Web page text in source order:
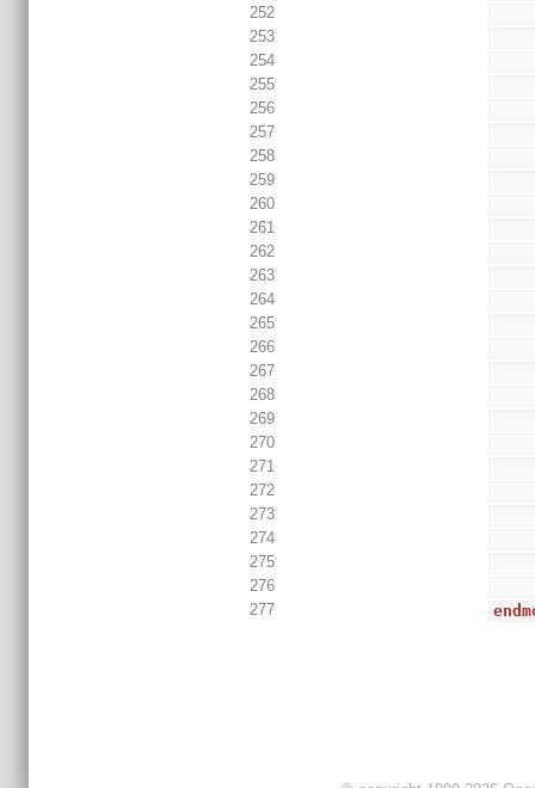
252
253
254
255
256
257
258
259
260
261
262
263
264
265
266
267
268
269
270
271
272
273
274
275
276
277